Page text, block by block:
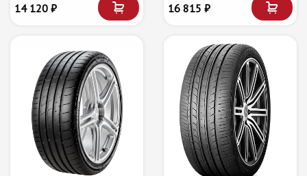
14 120 ₽ 16 815 ₽